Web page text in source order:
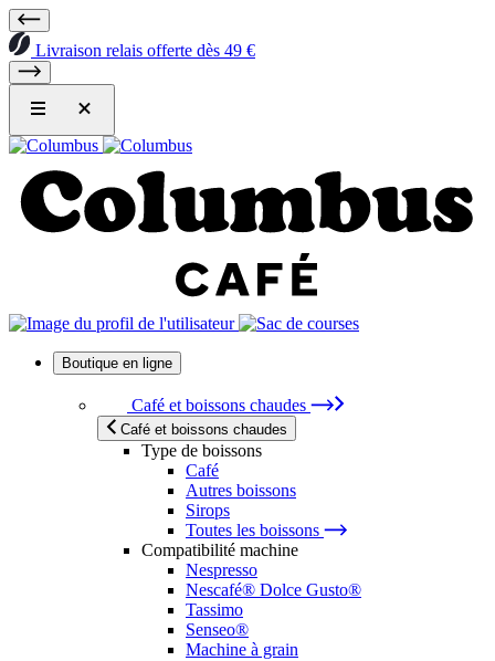
Livraison relais offerte dès 49 €
Boutique en ligne
Café et boissons chaudes
Café et boissons chaudes
Type de boissons
Café
Autres boissons
Sirops
Toutes les boissons
Compatibilité machine
Nespresso
Nescafé® Dolce Gusto®
Tassimo
Senseo®
Machine à grain